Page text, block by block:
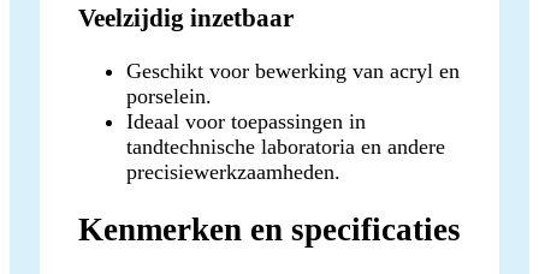
Veelzijdig inzetbaar
Geschikt voor bewerking van acryl en
porselein.
Ideaal voor toepassingen in
tandtechnische laboratoria en andere
precisiewerkzaamheden.
Kenmerken en specificaties